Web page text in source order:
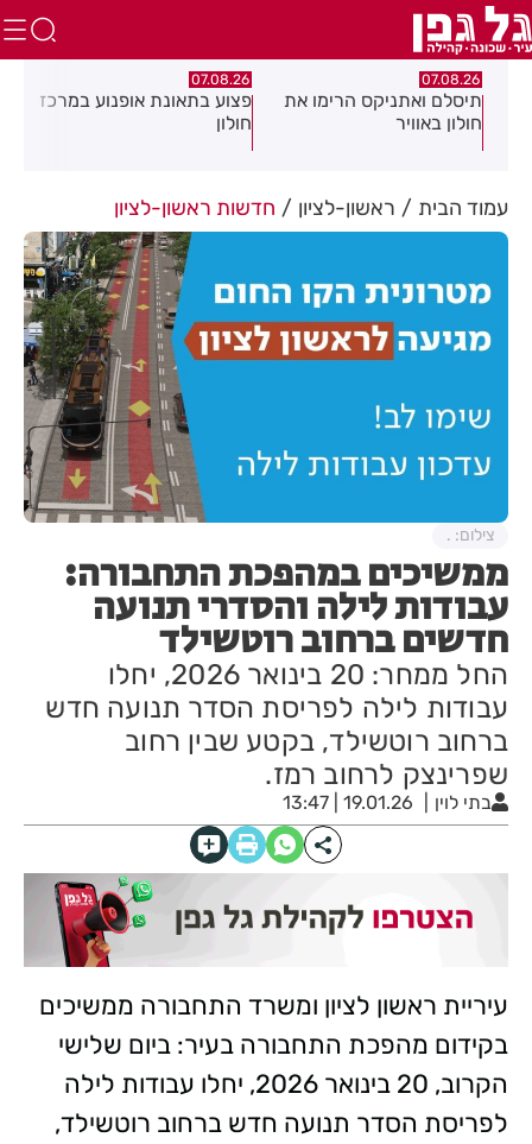
את
07.08.26
פצוע בתאונת אופנוע במרכז
חולון
07.08.26
גופה נפלטה אל חוף בת ים
עמוד הבית ראשון-לציון חדשות ראשון-לציון
ממשיכים במהפכת התחבורה:
עבודות לילה והסדרי תנועה
חדשים ברחוב רוטשילד
החל ממחר: 20 בינואר 2026, יחלו
עבודות לילה לפריסת הסדר תנועה חדש
ברחוב רוטשילד, בקטע שבין רחוב
שפרינצק לרחוב רמז.
בתי לוין 19.01.26 | 13:47
צילום: .
עיריית ראשון לציון ומשרד התחבורה ממשיכים
בקידום מהפכת התחבורה בעיר: ביום שלישי
הקרוב, 20 בינואר 2026, יחלו עבודות לילה
לפריסת הסדר תנועה חדש ברחוב רוטשילד,